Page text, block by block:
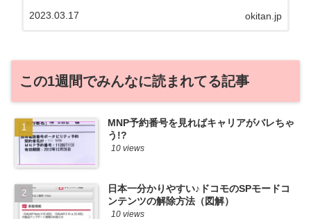
る自身も、そういう案件を常に狙ってます
okitan.jp
2023.03.17
この1週間でみんなに読まれてる記事
MNP予約番号を見ればキャリアがバレちゃ
う!?
10 views
日本一分かりやすい♪ドコモのSPモードコ
ンテンツの解除方法（図解）
10 views